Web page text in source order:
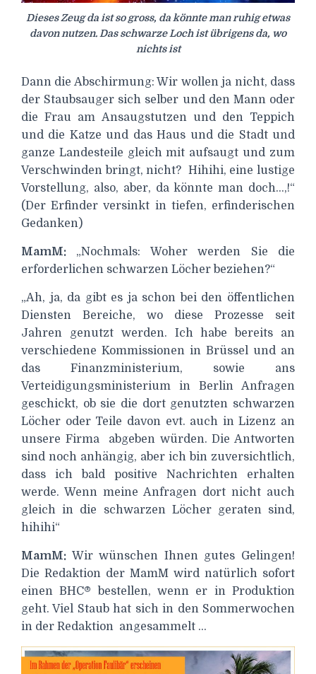
Dieses Zeug da ist so gross, da könnte man ruhig etwas
davon nutzen. Das schwarze Loch ist übrigens da, wo
nichts ist
Dann die Abschirmung: Wir wollen ja nicht, dass
der Staubsauger sich selber und den Mann oder
die Frau am Ansaugstutzen und den Teppich
und die Katze und das Haus und die Stadt und
ganze Landesteile gleich mit aufsaugt und zum
Verschwinden bringt, nicht? Hihihi, eine lustige
Vorstellung, also, aber, da könnte man doch…,!“
(Der Erfinder versinkt in tiefen, erfinderischen
Gedanken)
MamM: „Nochmals: Woher werden Sie die
erforderlichen schwarzen Löcher beziehen?“
„Ah, ja, da gibt es ja schon bei den öffentlichen
Diensten Bereiche, wo diese Prozesse seit
Jahren genutzt werden. Ich habe bereits an
verschiedene Kommissionen in Brüssel und an
das Finanzministerium, sowie ans
Verteidigungsministerium in Berlin Anfragen
geschickt, ob sie die dort genutzten schwarzen
Löcher oder Teile davon evt. auch in Lizenz an
unsere Firma
abgeben würden. Die Antworten
sind noch anhängig, aber ich bin zuversichtlich,
dass ich bald positive Nachrichten erhalten
werde. Wenn meine Anfragen dort nicht auch
gleich in die schwarzen Löcher geraten sind,
hihihi“
MamM: Wir wünschen Ihnen gutes Gelingen!
Die Redaktion der MamM wird natürlich sofort
einen BHC® bestellen, wenn er in Produktion
geht. Viel Staub hat sich in den Sommerwochen
in der Redaktion angesammelt …